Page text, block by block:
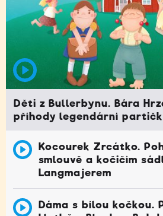
Děti z Bullerbynu. Bára
příhody legendární
Kocourek Zrcátko.
smlouvě a kočičím
Langmajerem
Dáma s bílou kočkou.